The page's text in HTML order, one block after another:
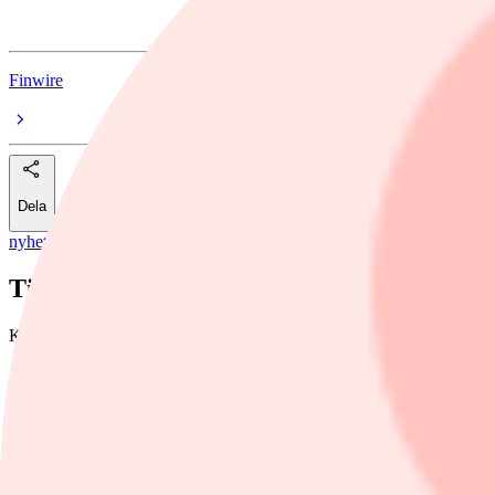
Finwire
Dela
nyheter
Tio bolag hotas med vite efter pristrick
Konsumentverket kräver att tio bolag vidtar rättelser kring bristande